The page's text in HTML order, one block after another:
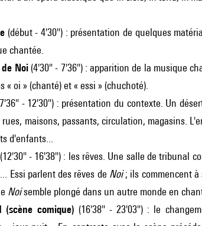
(début - 4'30") : présentation de quelques
chantée.
Noi(4'30" - 7'36") : apparition de la musique
« oi » (chanté) et « essi » (chuchoté).
- 12'30") : présentation du contexte. Un
maisons, passants, circulation, magasins.
d'enfants...
(12'30" - 16'38") : les rêves. Une salle de tribunal
Essi parlent des rêves de Noi; ils commencent à
Noisemble plongé dans un autre monde en
(scène comique) (16'38" - 23'03") : le